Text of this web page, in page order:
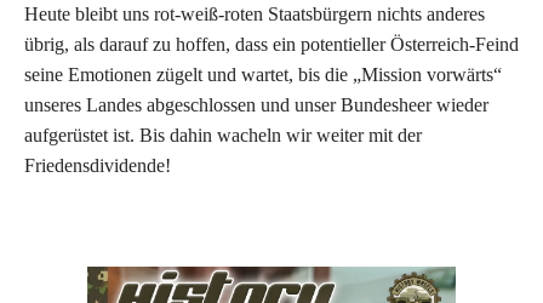
Heute bleibt uns rot-weiß-roten Staatsbürgern nichts anderes
übrig, als darauf zu hoffen, dass ein potentieller Österreich-Feind
seine Emotionen zügelt und wartet, bis die „Mission vorwärts“
unseres Landes abgeschlossen und unser Bundesheer wieder
aufgerüstet ist. Bis dahin wacheln wir weiter mit der
Friedensdividende!